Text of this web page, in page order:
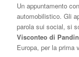
Un appuntamento
automobilistico. Gli
parola sui social, si
Visconteo di
Europa, per la prima